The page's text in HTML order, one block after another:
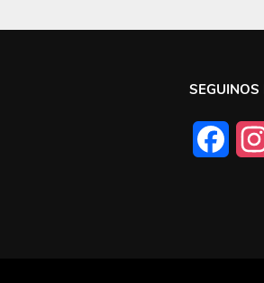
SEGUINOS